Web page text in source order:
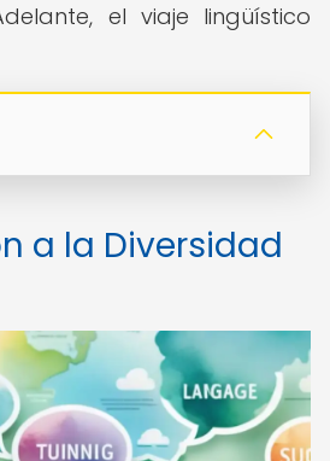
el viaje lingüístico
a la Diversidad